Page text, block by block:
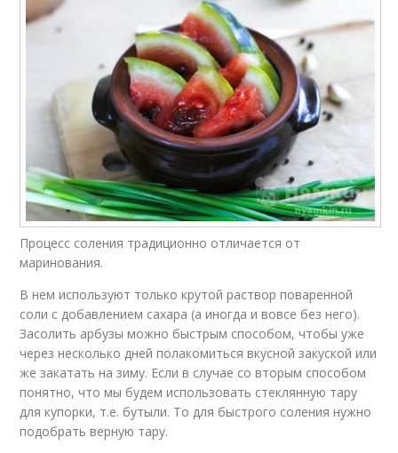
Процесс соления традиционно отличается от
маринования.
В нем используют только крутой раствор поваренной
соли с добавлением сахара (а иногда и вовсе без него).
Засолить арбузы можно быстрым способом, чтобы уже
через несколько дней полакомиться вкусной закуской или
же закатать на зиму. Если в случае со вторым способом
понятно, что мы будем использовать стеклянную тару
для купорки, т.е. бутыли. То для быстрого соления нужно
подобрать верную тару.